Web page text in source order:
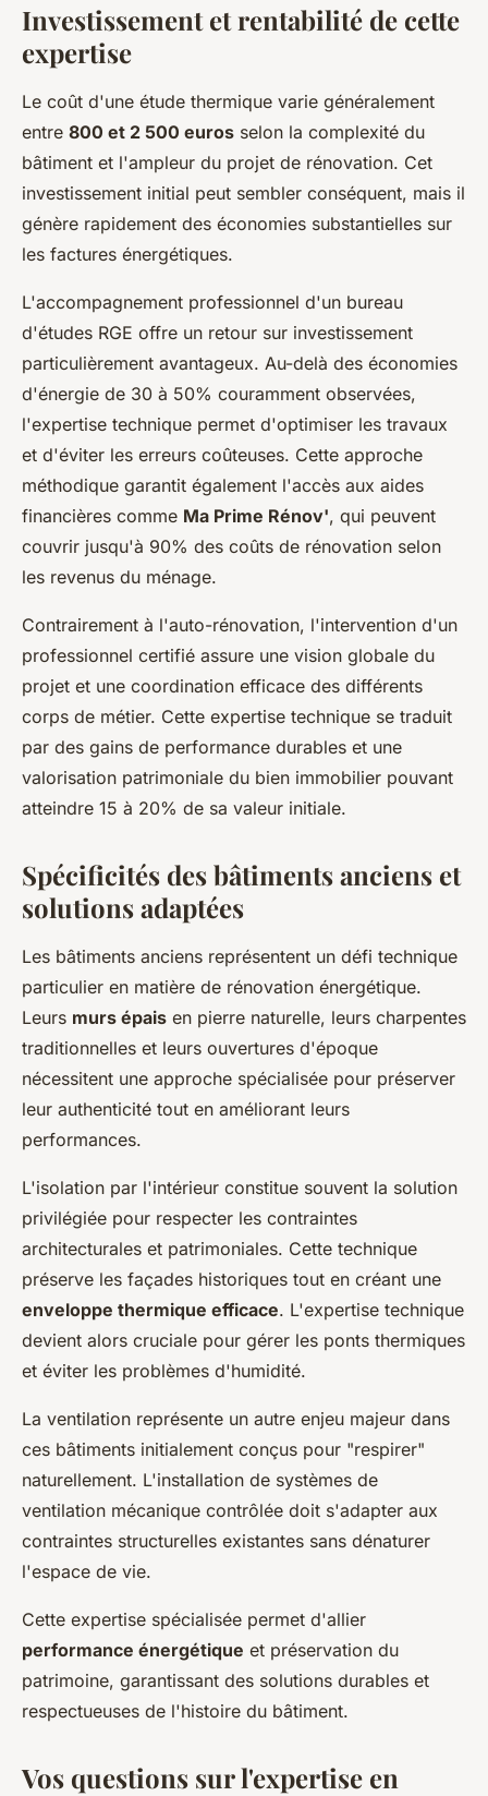
Investissement et rentabilité de cette
expertise
Le coût d'une étude thermique varie généralement
entre 800 et 2 500 euros selon la complexité du
bâtiment et l'ampleur du projet de rénovation. Cet
investissement initial peut sembler conséquent, mais il
génère rapidement des économies substantielles sur
les factures énergétiques.
L'accompagnement professionnel d'un bureau
d'études RGE offre un retour sur investissement
particulièrement avantageux. Au-delà des économies
d'énergie de 30 à 50% couramment observées,
l'expertise technique permet d'optimiser les travaux
et d'éviter les erreurs coûteuses. Cette approche
méthodique garantit également l'accès aux aides
financières comme Ma Prime Rénov', qui peuvent
couvrir jusqu'à 90% des coûts de rénovation selon
les revenus du ménage.
Contrairement à l'auto-rénovation, l'intervention d'un
professionnel certifié assure une vision globale du
projet et une coordination efficace des différents
corps de métier. Cette expertise technique se traduit
par des gains de performance durables et une
valorisation patrimoniale du bien immobilier pouvant
atteindre 15 à 20% de sa valeur initiale.
Spécificités des bâtiments anciens et
solutions adaptées
Les bâtiments anciens représentent un défi technique
particulier en matière de rénovation énergétique.
Leurs murs épais en pierre naturelle, leurs charpentes
traditionnelles et leurs ouvertures d'époque
nécessitent une approche spécialisée pour préserver
leur authenticité tout en améliorant leurs
performances.
L'isolation par l'intérieur constitue souvent la solution
privilégiée pour respecter les contraintes
architecturales et patrimoniales. Cette technique
préserve les façades historiques tout en créant une
enveloppe thermique efficace. L'expertise technique
devient alors cruciale pour gérer les ponts thermiques
et éviter les problèmes d'humidité.
La ventilation représente un autre enjeu majeur dans
ces bâtiments initialement conçus pour "respirer"
naturellement. L'installation de systèmes de
ventilation mécanique contrôlée doit s'adapter aux
contraintes structurelles existantes sans dénaturer
l'espace de vie.
Cette expertise spécialisée permet d'allier
performance énergétique et préservation du
patrimoine, garantissant des solutions durables et
respectueuses de l'histoire du bâtiment.
Vos questions sur l'expertise en